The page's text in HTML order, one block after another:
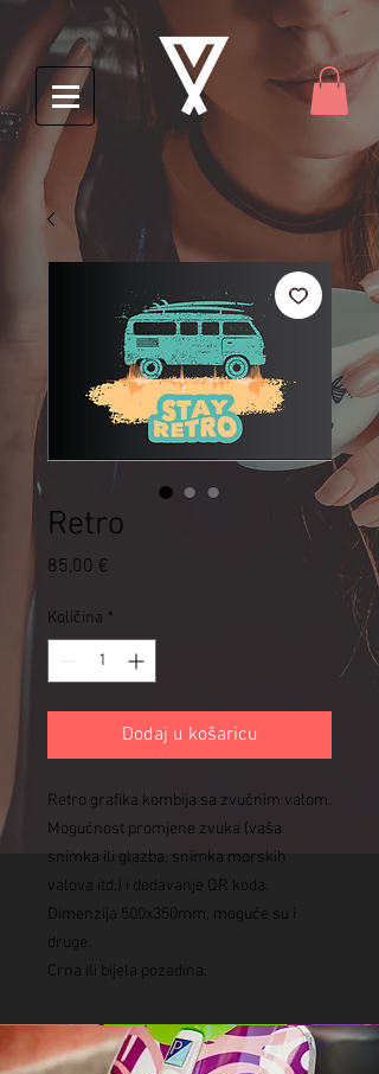
Retro
85,00 €
Količina *
Dodaj u košaricu
Retro grafika kombija sa zvučnim valom.
Mogućnost promjene zvuka (vaša
snimka ili glazba, snimka morskih
valova itd.) i dodavanje QR koda.
Dimenzija 500x350mm, moguće su i
druge.
Crna ili bijela pozadina.